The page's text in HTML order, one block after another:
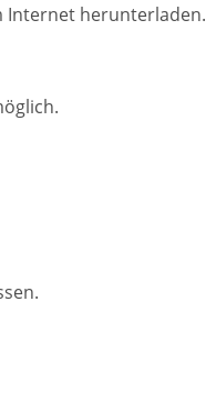
Internet herunterladen.